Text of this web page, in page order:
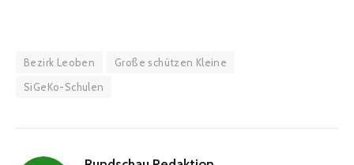
Bezirk Leoben
Große schützen Kleine
SiGeKo-Schulen